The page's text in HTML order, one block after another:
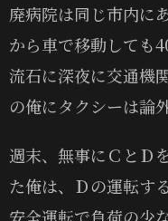
廃病院は同じ市内に
から車で移動しても
流石に深夜に交通機
の俺にタクシーは論外
週末、無事にＣとＤ
た俺は、Ｄの運転す
安全運転で負荷の少